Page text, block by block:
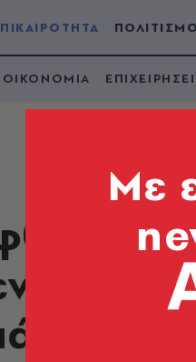
ΟΙΚΟΝΟΜΙΑ
στο
Mε